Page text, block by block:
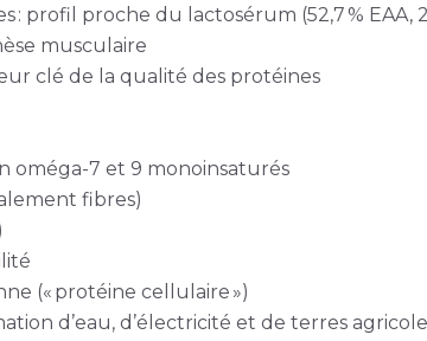
profil proche du lactosérum (52,7 % EAA,
musculaire
clé de la qualité des protéines
oméga-7 et 9 monoinsaturés
fibres)
(« protéine cellulaire »)
d’eau, d’électricité et de terres